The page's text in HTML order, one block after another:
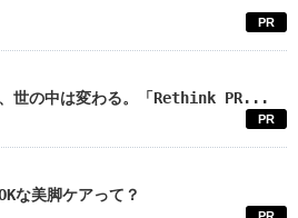
PR
世の中は変わる。「Rethink PR...
PR
な美脚ケアって？